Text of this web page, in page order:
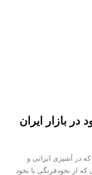
در بازار ایران
در آشپزی ایرانی و
که از نخودفرنگی یا نخود